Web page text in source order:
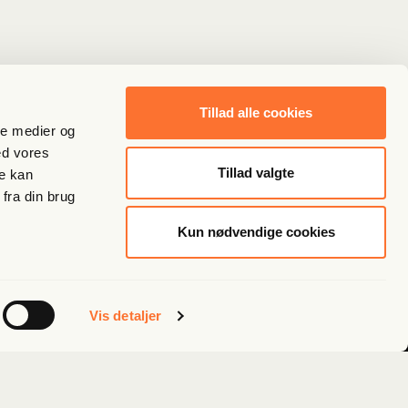
medier og
vores
kan
din brug
Vis detaljer
Tillad alle cookies
Tillad valgte
Kun nødvendige cookies